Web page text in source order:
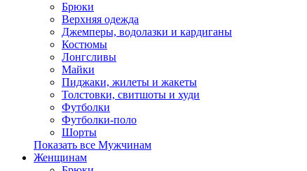
Брюки
Верхняя одежда
Джемперы, водолазки и кардиганы
Костюмы
Лонгсливы
Майки
Пиджаки, жилеты и жакеты
Толстовки, свитшоты и худи
Футболки
Футболки-поло
Шорты
Показать все Мужчинам
Женщинам